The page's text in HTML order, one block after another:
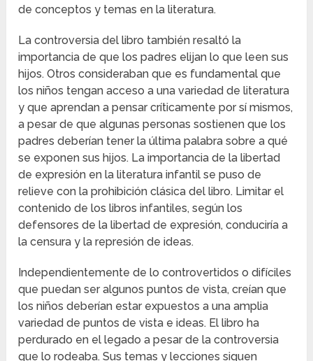
de conceptos y temas en la literatura.
La controversia del libro también resaltó la
importancia de que los padres elijan lo que leen sus
hijos. Otros consideraban que es fundamental que
los niños tengan acceso a una variedad de literatura
y que aprendan a pensar críticamente por sí mismos,
a pesar de que algunas personas sostienen que los
padres deberían tener la última palabra sobre a qué
se exponen sus hijos. La importancia de la libertad
de expresión en la literatura infantil se puso de
relieve con la prohibición clásica del libro. Limitar el
contenido de los libros infantiles, según los
defensores de la libertad de expresión, conduciría a
la censura y la represión de ideas.
Independientemente de lo controvertidos o difíciles
que puedan ser algunos puntos de vista, creían que
los niños deberían estar expuestos a una amplia
variedad de puntos de vista e ideas. El libro ha
perdurado en el legado a pesar de la controversia
que lo rodeaba. Sus temas y lecciones siguen